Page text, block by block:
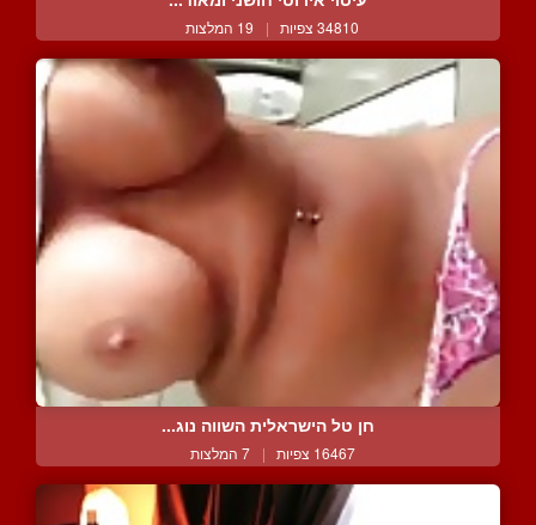
34810 צפיות | 19 המלצות
חן טל הישראלית השווה נוג...
16467 צפיות | 7 המלצות